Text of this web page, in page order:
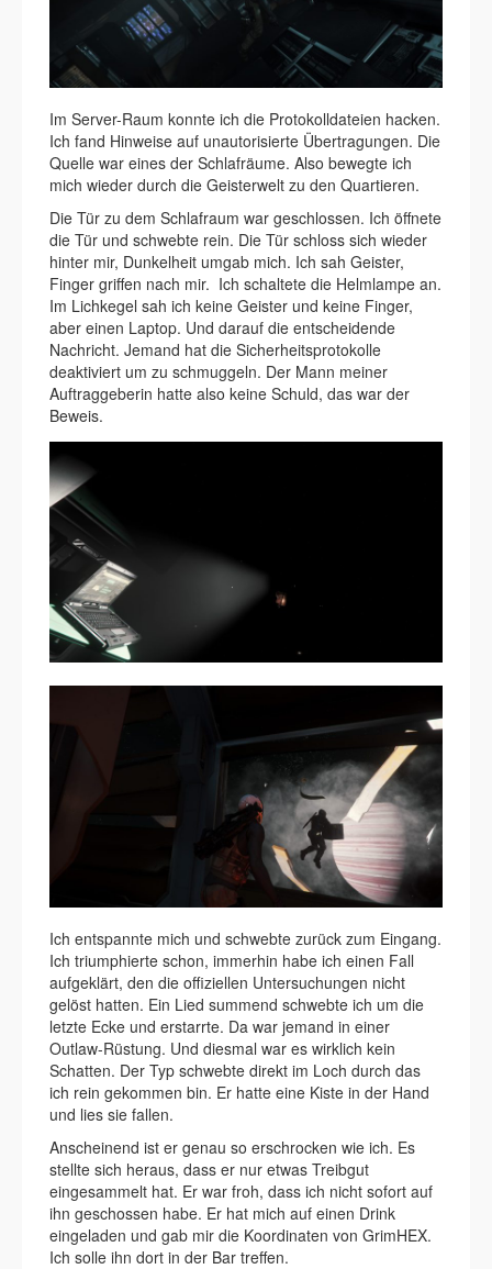
Im Server-Raum konnte ich die Protokolldateien hacken.
Ich fand Hinweise auf unautorisierte Übertragungen. Die
Quelle war eines der Schlafräume. Also bewegte ich
mich wieder durch die Geisterwelt zu den Quartieren.
Die Tür zu dem Schlafraum war geschlossen. Ich öffnete
die Tür und schwebte rein. Die Tür schloss sich wieder
hinter mir, Dunkelheit umgab mich. Ich sah Geister,
Finger griffen nach mir. Ich schaltete die Helmlampe an.
Im Lichkegel sah ich keine Geister und keine Finger,
aber einen Laptop. Und darauf die entscheidende
Nachricht. Jemand hat die Sicherheitsprotokolle
deaktiviert um zu schmuggeln. Der Mann meiner
Auftraggeberin hatte also keine Schuld, das war der
Beweis.
Ich entspannte mich und schwebte zurück zum Eingang.
Ich triumphierte schon, immerhin habe ich einen Fall
aufgeklärt, den die offiziellen Untersuchungen nicht
gelöst hatten. Ein Lied summend schwebte ich um die
letzte Ecke und erstarrte. Da war jemand in einer
Outlaw-Rüstung. Und diesmal war es wirklich kein
Schatten. Der Typ schwebte direkt im Loch durch das
ich rein gekommen bin. Er hatte eine Kiste in der Hand
und lies sie fallen.
Anscheinend ist er genau so erschrocken wie ich. Es
stellte sich heraus, dass er nur etwas Treibgut
eingesammelt hat. Er war froh, dass ich nicht sofort auf
ihn geschossen habe. Er hat mich auf einen Drink
eingeladen und gab mir die Koordinaten von GrimHEX.
Ich solle ihn dort in der Bar treffen.